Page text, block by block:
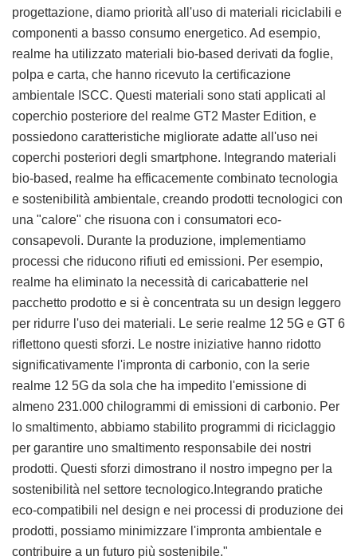
progettazione, diamo priorità all'uso di materiali riciclabili e
componenti a basso consumo energetico. Ad esempio,
realme ha utilizzato materiali bio-based derivati da foglie,
polpa e carta, che hanno ricevuto la certificazione
ambientale ISCC. Questi materiali sono stati applicati al
coperchio posteriore del realme GT2 Master Edition, e
possiedono caratteristiche migliorate adatte all'uso nei
coperchi posteriori degli smartphone. Integrando materiali
bio-based, realme ha efficacemente combinato tecnologia
e sostenibilità ambientale, creando prodotti tecnologici con
una "calore" che risuona con i consumatori eco-
consapevoli. Durante la produzione, implementiamo
processi che riducono rifiuti ed emissioni. Per esempio,
realme ha eliminato la necessità di caricabatterie nel
pacchetto prodotto e si è concentrata su un design leggero
per ridurre l'uso dei materiali. Le serie realme 12 5G e GT 6
riflettono questi sforzi. Le nostre iniziative hanno ridotto
significativamente l'impronta di carbonio, con la serie
realme 12 5G da sola che ha impedito l'emissione di
almeno 231.000 chilogrammi di emissioni di carbonio. Per
lo smaltimento, abbiamo stabilito programmi di riciclaggio
per garantire uno smaltimento responsabile dei nostri
prodotti. Questi sforzi dimostrano il nostro impegno per la
sostenibilità nel settore tecnologico.Integrando pratiche
eco-compatibili nel design e nei processi di produzione dei
prodotti, possiamo minimizzare l'impronta ambientale e
contribuire a un futuro più sostenibile."